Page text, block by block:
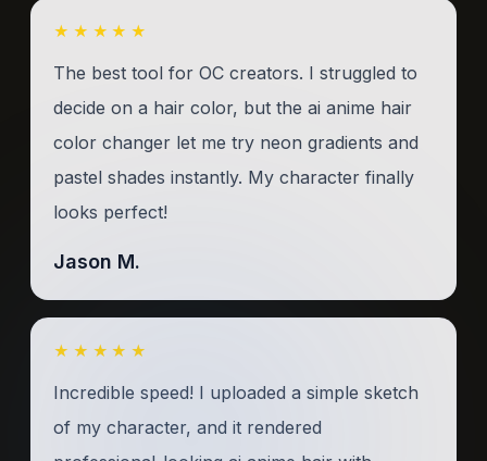
★★★★★
The best tool for OC creators. I struggled to
decide on a hair color, but the ai anime hair
color changer let me try neon gradients and
pastel shades instantly. My character finally
looks perfect!
Jason M.
★★★★★
Incredible speed! I uploaded a simple sketch
of my character, and it rendered